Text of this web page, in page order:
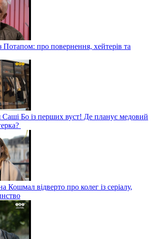
про повернення, хейтерів та
Саші Бо із перших вуст! Де планує медовий
Кошмал відверто про колег із серіалу,